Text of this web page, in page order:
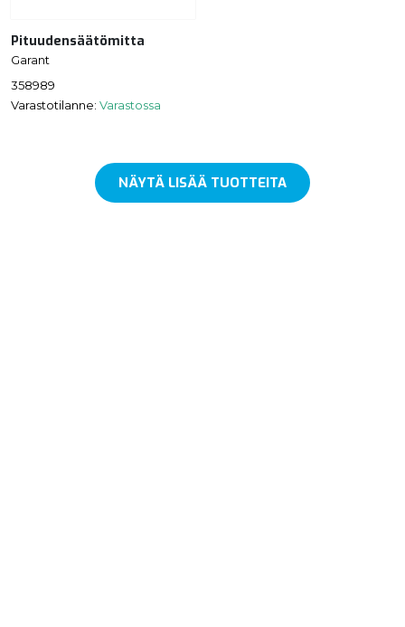
Pituudensäätömitta
Garant
358989
Varastotilanne: Varastossa
NÄYTÄ LISÄÄ TUOTTEITA